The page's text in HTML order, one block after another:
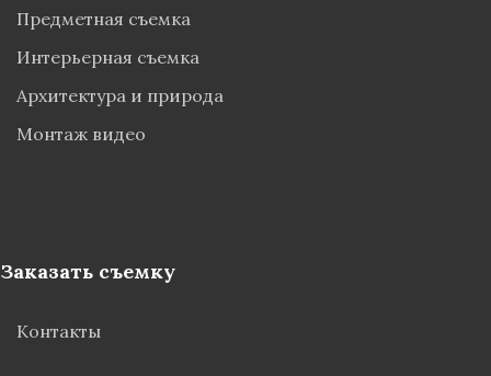
Предметная съемка
Интерьерная съемка
Архитектура и природа
Монтаж видео
Заказать съемку
Контакты